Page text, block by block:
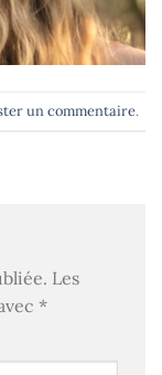
un commentaire.
Les
*